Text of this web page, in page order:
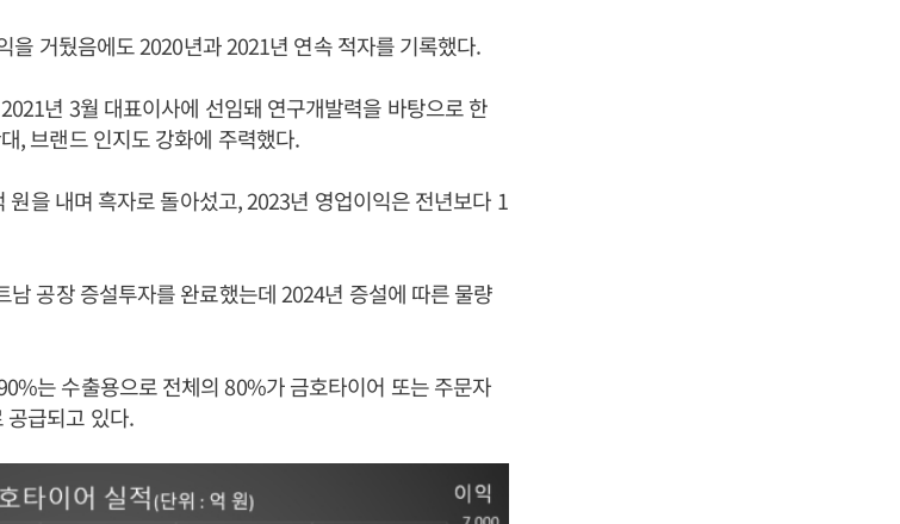
을 거뒀음에도 2020년과 2021년 연속 적자를 기록했다.
년 3월 대표이사에 선임돼 연구개발력을 바탕으로 한
, 브랜드 인지도 강화에 주력했다.
을 내며 흑자로 돌아섰고, 2023년 영업이익은 전년보다 1
공장 증설투자를 완료했는데 2024년 증설에 따른 물량
는 수출용으로 전체의 80%가 금호타이어 또는 주문자
공급되고 있다.